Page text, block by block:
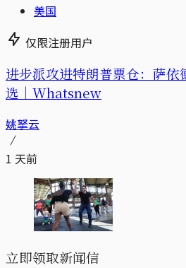
美国
仅限注册用户
进步派攻进特朗普票仓：萨依
选｜Whatsnew
姚拏云
1 天前
立即领取新闻信